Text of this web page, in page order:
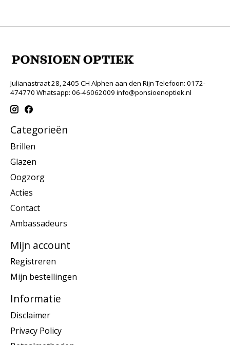
Julianastraat 28, 2405 CH Alphen aan den Rijn Telefoon: 0172-
474770 Whatsapp: 06-46062009 info@ponsioenoptiek.nl
Categorieën
Brillen
Glazen
Oogzorg
Acties
Contact
Ambassadeurs
Mijn account
Registreren
Mijn bestellingen
Informatie
Disclaimer
Privacy Policy